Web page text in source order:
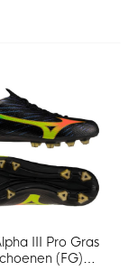
III Pro Gras
(FG)